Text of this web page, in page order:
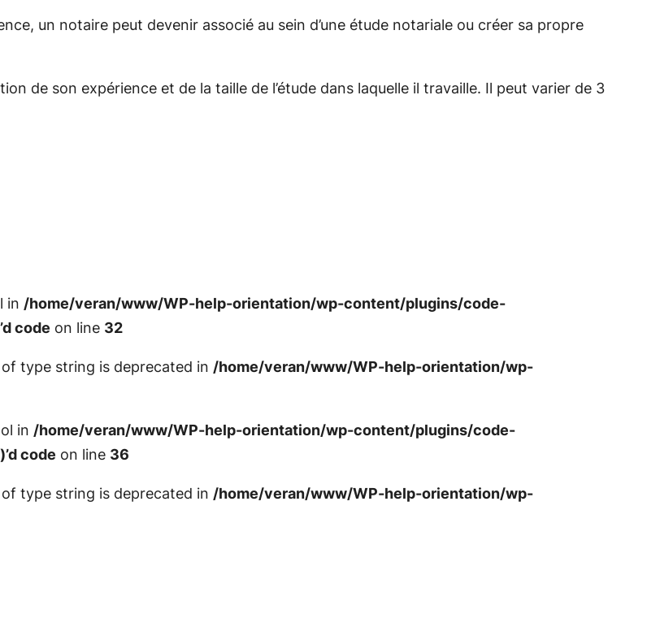
un notaire peut devenir associé au sein d’une étude notariale ou créer sa propre
de son expérience et de la taille de l’étude dans laquelle il travaille. Il peut varier de 3
in /home/veran/www/WP-help-orientation/wp-content/plugins/code-
code on line 32
type string is deprecated in /home/veran/www/WP-help-orientation/wp-
in /home/veran/www/WP-help-orientation/wp-content/plugins/code-
code on line 36
type string is deprecated in /home/veran/www/WP-help-orientation/wp-